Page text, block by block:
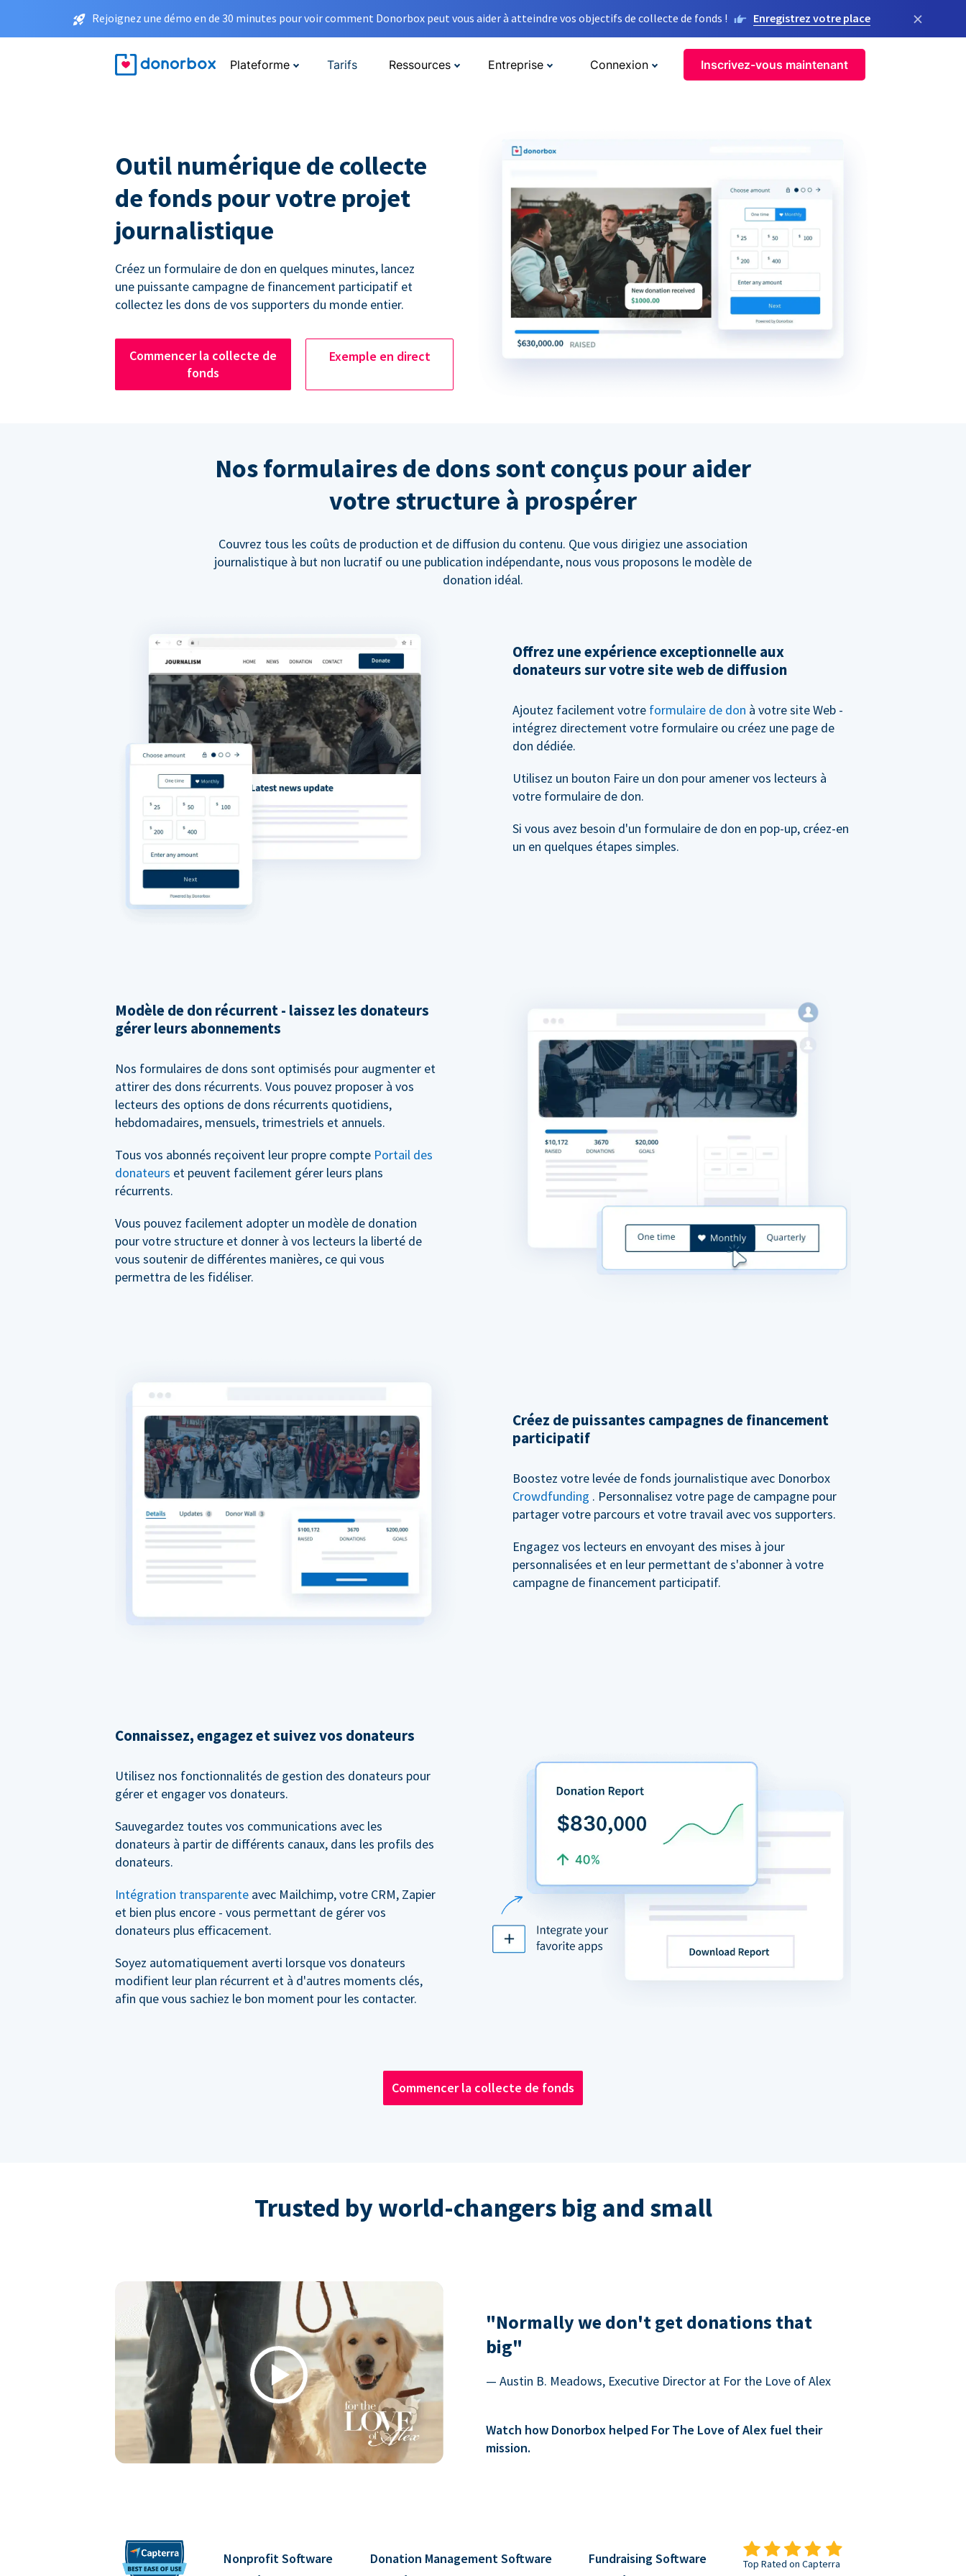
Rejoignez une démo en de 30 minutes pour voir comment Donorbox peut vous aider à atteindre vos objectifs de collecte de fonds ! Enregistrez votre place ×
Plateforme Tarifs Ressources Entreprise Connexion Inscrivez-vous maintenant
Outil numérique de collecte
de fonds pour votre projet
journalistique
Créez un formulaire de don en quelques minutes, lancez
une puissante campagne de financement participatif et
collectez les dons de vos supporters du monde entier.
Commencer la collecte de
fonds
Exemple en direct
Nos formulaires de dons sont conçus pour aider
votre structure à prospérer
Couvrez tous les coûts de production et de diffusion du contenu. Que vous dirigiez une association
journalistique à but non lucratif ou une publication indépendante, nous vous proposons le modèle de
donation idéal.
Offrez une expérience exceptionnelle aux
donateurs sur votre site web de diffusion
Ajoutez facilement votre formulaire de don à votre site Web -
intégrez directement votre formulaire ou créez une page de
don dédiée.
Utilisez un bouton Faire un don pour amener vos lecteurs à
votre formulaire de don.
Si vous avez besoin d'un formulaire de don en pop-up, créez-en
un en quelques étapes simples.
Modèle de don récurrent - laissez les donateurs
gérer leurs abonnements
Nos formulaires de dons sont optimisés pour augmenter et
attirer des dons récurrents. Vous pouvez proposer à vos
lecteurs des options de dons récurrents quotidiens,
hebdomadaires, mensuels, trimestriels et annuels.
Tous vos abonnés reçoivent leur propre compte Portail des
donateurs et peuvent facilement gérer leurs plans
récurrents.
Vous pouvez facilement adopter un modèle de donation
pour votre structure et donner à vos lecteurs la liberté de
vous soutenir de différentes manières, ce qui vous
permettra de les fidéliser.
Créez de puissantes campagnes de financement
participatif
Boostez votre levée de fonds journalistique avec Donorbox
Crowdfunding . Personnalisez votre page de campagne pour
partager votre parcours et votre travail avec vos supporters.
Engagez vos lecteurs en envoyant des mises à jour
personnalisées et en leur permettant de s'abonner à votre
campagne de financement participatif.
Connaissez, engagez et suivez vos donateurs
Utilisez nos fonctionnalités de gestion des donateurs pour
gérer et engager vos donateurs.
Sauvegardez toutes vos communications avec les
donateurs à partir de différents canaux, dans les profils des
donateurs.
Intégration transparente avec Mailchimp, votre CRM, Zapier
et bien plus encore - vous permettant de gérer vos
donateurs plus efficacement.
Soyez automatiquement averti lorsque vos donateurs
modifient leur plan récurrent et à d'autres moments clés,
afin que vous sachiez le bon moment pour les contacter.
Commencer la collecte de fonds
Trusted by world-changers big and small
Play
"Normally we don't get donations that
big"
— Austin B. Meadows, Executive Director at For the Love of Alex
Watch how Donorbox helped For The Love of Alex fuel their
mission.
Nonprofit Software Donation Management Software Fundraising Software
Top Rated on Capterra